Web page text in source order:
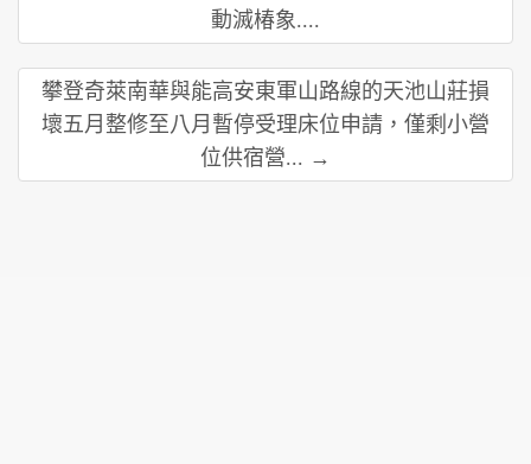
動滅椿象....
攀登奇萊南華與能高安東軍山路線的天池山莊損
壞五月整修至八月暫停受理床位申請，僅剩小營
位供宿營... →